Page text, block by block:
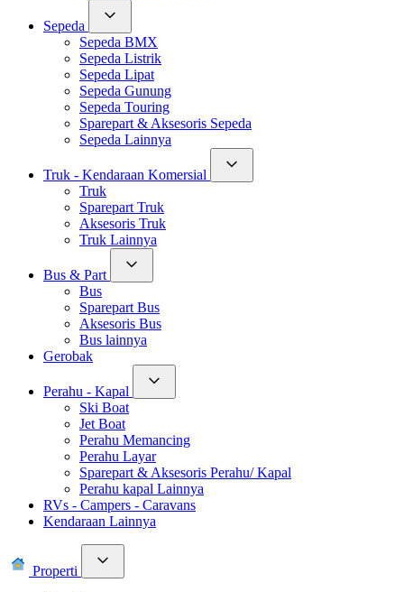
Sepeda
Sepeda BMX
Sepeda Listrik
Sepeda Lipat
Sepeda Gunung
Sepeda Touring
Sparepart & Aksesoris Sepeda
Sepeda Lainnya
Truk - Kendaraan Komersial
Truk
Sparepart Truk
Aksesoris Truk
Truk Lainnya
Bus & Part
Bus
Sparepart Bus
Aksesoris Bus
Bus lainnya
Gerobak
Perahu - Kapal
Ski Boat
Jet Boat
Perahu Memancing
Perahu Layar
Sparepart & Aksesoris Perahu/ Kapal
Perahu kapal Lainnya
RVs - Campers - Caravans
Kendaraan Lainnya
Properti